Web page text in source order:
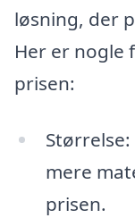
løsning, der
Her er nogle
prisen:
mere
prisen.